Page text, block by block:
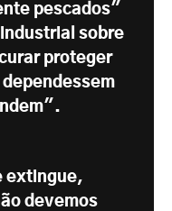
pescados"
sobre
proteger
extingue,
devemos